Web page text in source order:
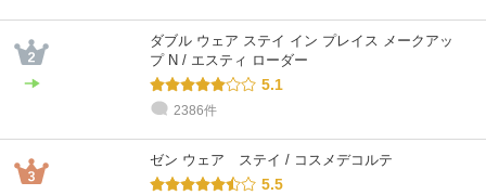
ダブル ウェア ステイ イン プレイス メークアッ
プ N / エスティ ローダー
5.1
2386件
ゼン ウェア ステイ / コスメデコルテ
5.5